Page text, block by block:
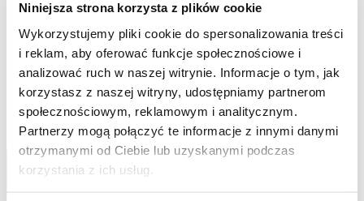
Niniejsza strona korzysta z plików cookie
Wykorzystujemy pliki cookie do spersonalizowania treści
i reklam, aby oferować funkcje społecznościowe i
analizować ruch w naszej witrynie. Informacje o tym, jak
korzystasz z naszej witryny, udostępniamy partnerom
społecznościowym, reklamowym i analitycznym.
Partnerzy mogą połączyć te informacje z innymi danymi
otrzymanymi od Ciebie lub uzyskanymi podczas
korzystania z ich usług.
BAZA
WIEDZY
ZOBACZ WIĘCEJ